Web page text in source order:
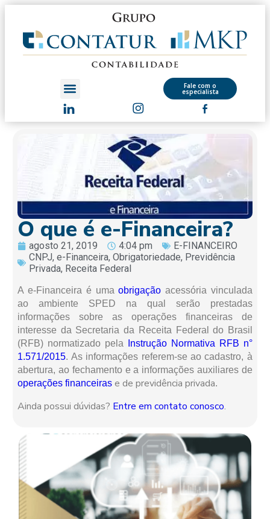
Fale com o
especialista
O que é e-Financeira?
agosto 21, 2019 4:04 pm
E-FINANCEIRO
CNPJ,e-Financeira,Obrigatoriedade, Previdência
Privada, Receita Federal
A e-Financeira é umaobrigação acessória vinculada
ao ambiente SPED na qual serão prestadas
informações sobre as operações financeiras de
interesse da Secretaria da Receita Federal do Brasil
(RFB) normatizado pela
Instrução Normativa RFB n°
1.571/2015. As informações referem-se ao cadastro, à
abertura, ao fechamento e a informações auxiliares de
operações financeiras e de previdência privada.
Ainda possui dúvidas? Entre em contato conosco.